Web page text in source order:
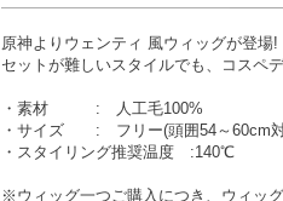
原神よりウェンティ 風ウィッグが登場!
セットが難しいスタイルでも、コスペ
・素材 : 人工毛100%
・サイズ : フリー(頭囲54～60cm
・スタイリング推奨温度 :140℃
※ウィッグ一つご購入につき、ウィッ